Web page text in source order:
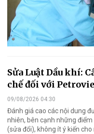
Sửa Luật Dầu khí:
chế đối với
09/08/2026 04:30
Đánh giá cao các nội dung
nhiên, bên cạnh những
(sửa đổi), không ít ý kiến